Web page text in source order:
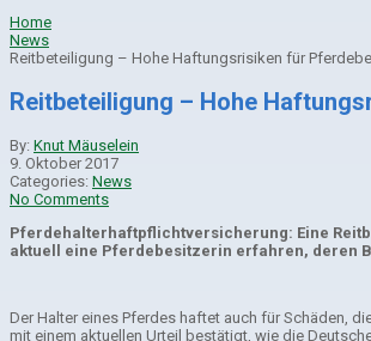
Home
News
Reitbeteiligung – Hohe Haftungsrisiken für
Reitbeteiligung – Hohe
By: Knut Mäuselein
9. Oktober 2017
Categories: News
No Comments
Pferdehalterhaftpflichtversicherung: Eine
aktuell eine Pferdebesitzerin erfahren, deren
Der Halter eines Pferdes haftet auch für Schäden,
mit einem aktuellen Urteil bestätigt, wie die